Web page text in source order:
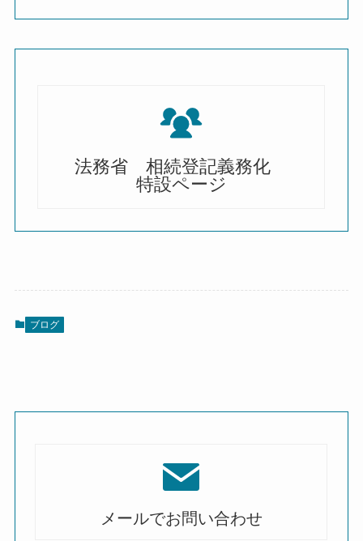
法務省 相続登記義務化
特設ページ
ブログ
メールでお問い合わせ